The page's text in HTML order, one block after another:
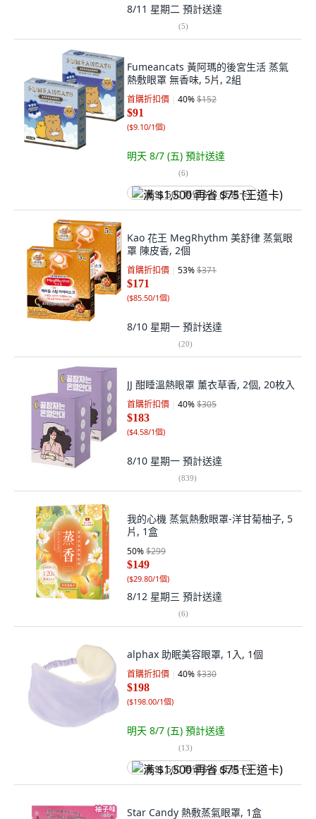
8/11 星期二 預計送達
(5)
Fumeancats 黃阿瑪的後宮生活 蒸氣
熱敷眼罩 無香味, 5片, 2組
首購折扣價 40%$152
$91
($9.10/1個)
明天 8/7 (五) 預計送達
(6)
满 $1,500 再省 $75 (王道卡)
Kao 花王 MegRhythm 美舒律 蒸氣眼
罩 陳皮香, 2個
首購折扣價 53%$371
$171
($85.50/1個)
8/10 星期一 預計送達
(20)
JJ 酣睡溫熱眼罩 薰衣草香, 2個, 20枚入
首購折扣價 40%$305
$183
($4.58/1個)
8/10 星期一 預計送達
(839)
我的心機 蒸氣熱敷眼罩-洋甘菊柚子, 5
片, 1盒
50%$299
$149
($29.80/1個)
8/12 星期三 預計送達
(6)
alphax 助眠美容眼罩, 1入, 1個
首購折扣價 40%$330
$198
($198.00/1個)
明天 8/7 (五) 預計送達
(13)
满 $1,500 再省 $75 (王道卡)
Star Candy 熱敷蒸氣眼罩, 1盒